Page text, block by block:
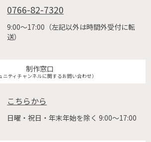
0766-82-7320
9:00〜17:00（左記以外は時間外受付に転
送）
制作窓口
ニティチャンネルに関するお問い合わせ）
こちらから
日曜・祝日・年末年始を除く 9:00〜17:00